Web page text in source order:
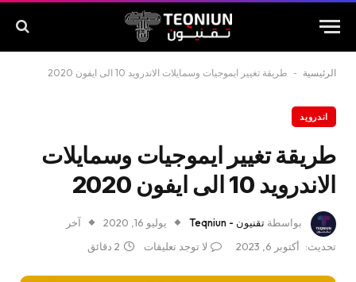
الرئيسية - طريقة تغيير ايموجيات وسمايلات الاندرويد 10 الى ايفون 2020
اندرويد
طريقة تغيير ايموجيات وسمايلات
الاندرويد 10 الى ايفون 2020
بواسطة تقنيون - Teqniun يوليو 16, 2020
آخر
تحديث:
أكتوبر 6, 2023 لا توجد تعليقات 2 دقائق